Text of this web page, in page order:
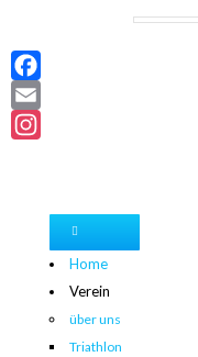
Home
Verein
über uns
Triathlon